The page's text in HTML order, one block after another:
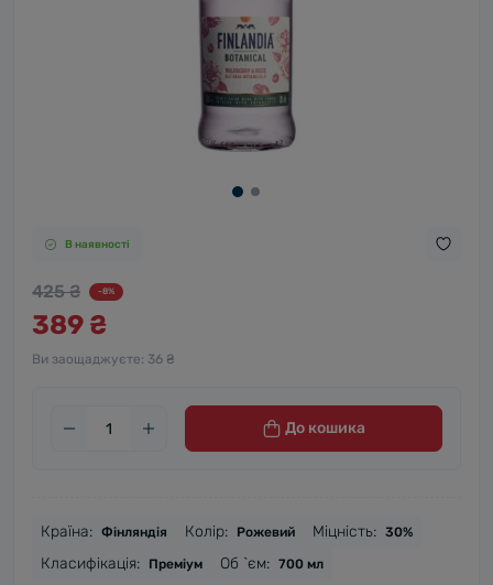
В наявності
425 ₴ -8%
389 ₴
Ви заощаджуєте: 36 ₴
До кошика
Країна: Фінляндія Колір: Рожевий Міцність: 30%
Класифікація: Преміум Об `єм: 700 мл